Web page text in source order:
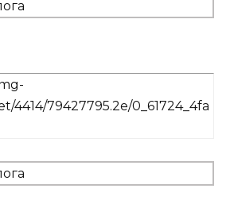
4414/79427795.2e/0_61724_4fa